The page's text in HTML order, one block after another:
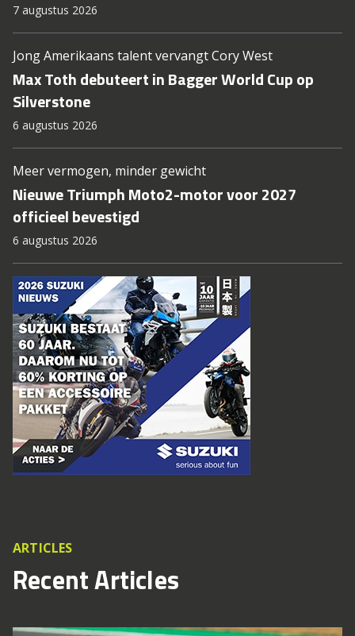
7 augustus 2026
Jong Amerikaans talent vervangt Cory West
Max Toth debuteert in Bagger World Cup op
Silverstone
6 augustus 2026
Meer vermogen, minder gewicht
Nieuwe Triumph Moto2-motor voor 2027
officieel bevestigd
6 augustus 2026
ARTICLES
Recent Articles